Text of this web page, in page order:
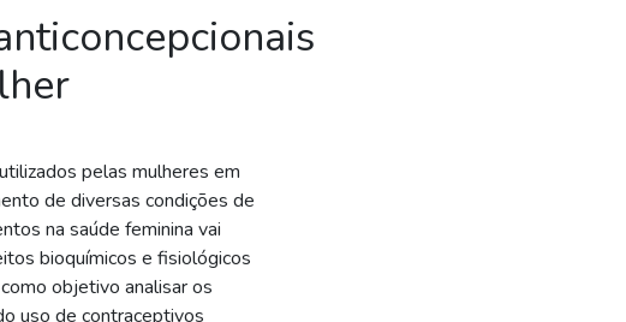
pelas mulheres em
de diversas condições de
na saúde feminina vai
bioquímicos e fisiológicos
objetivo analisar os
uso de contraceptivos